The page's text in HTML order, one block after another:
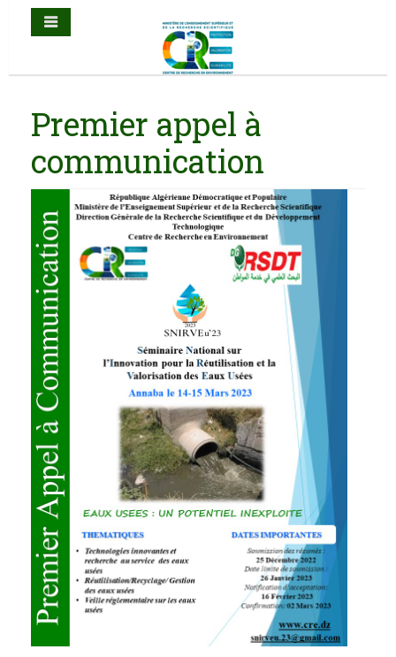
Premier appel à
communication